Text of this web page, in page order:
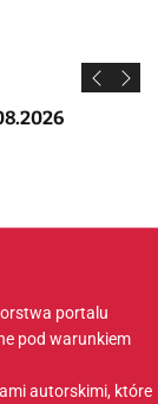
portalu
pod warunkiem
autorskimi, które